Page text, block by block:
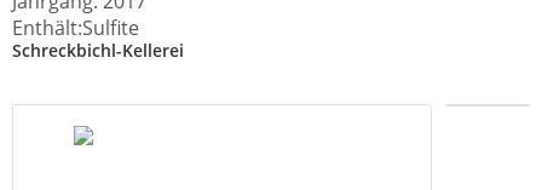
Enthält:Sulfite
Schreckbichl-Kellerei